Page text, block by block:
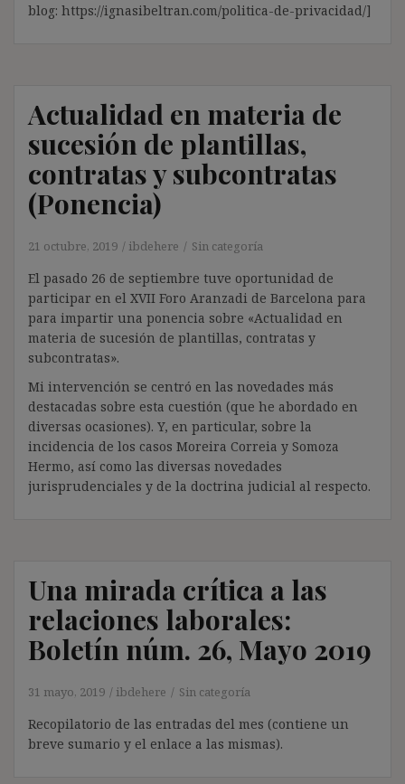
blog: https://ignasibeltran.com/politica-de-privacidad/]
Actualidad en materia de
sucesión de plantillas,
contratas y subcontratas
(Ponencia)
21 octubre, 2019 ibdehere Sin categoría
El pasado 26 de septiembre tuve oportunidad de
participar en el XVII Foro Aranzadi de Barcelona para
para impartir una ponencia sobre «Actualidad en
materia de sucesión de plantillas, contratas y
subcontratas».
Mi intervención se centró en las novedades más
destacadas sobre esta cuestión (que he abordado en
diversas ocasiones). Y, en particular, sobre la
incidencia de los casos Moreira Correia y Somoza
Hermo, así como las diversas novedades
jurisprudenciales y de la doctrina judicial al respecto.
Una mirada crítica a las
relaciones laborales:
Boletín núm. 26, Mayo 2019
31 mayo, 2019 ibdehere Sin categoría
Recopilatorio de las entradas del mes (contiene un
breve sumario y el enlace a las mismas).